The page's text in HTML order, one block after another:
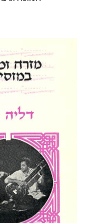
דליה כהן
הנחת אתר
$31